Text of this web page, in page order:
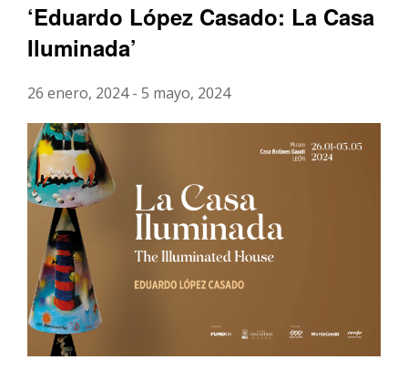
‘Eduardo López Casado: La Casa
Iluminada’
26 enero, 2024- 5 mayo, 2024